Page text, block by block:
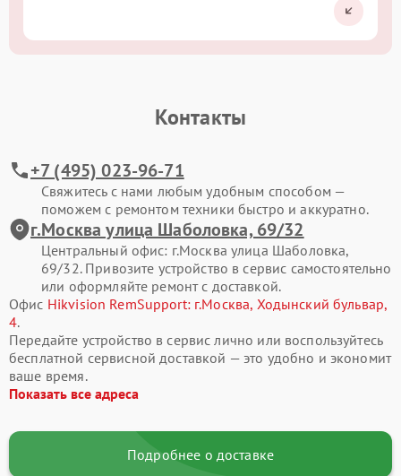
Контакты
+7 (495) 023-96-71
Свяжитесь с нами любым удобным способом —
поможем с ремонтом техники быстро и аккуратно.
г.Москва улица Шаболовка, 69/32
Центральный офис: г.Москва улица Шаболовка,
69/32. Привозите устройство в сервис самостоятельно
или оформляйте ремонт с доставкой.
Офис Hikvision RemSupport: г.Москва, Ходынский бульвар,
4.
Передайте устройство в сервис лично или воспользуйтесь
бесплатной сервисной доставкой — это удобно и экономит
ваше время.
Показать все адреса
Подробнее о доставке